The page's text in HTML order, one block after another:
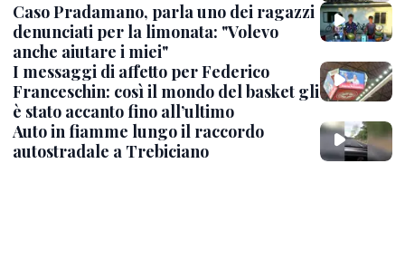
Caso Pradamano, parla uno dei ragazzi
denunciati per la limonata: "Volevo
anche aiutare i miei"
I messaggi di affetto per Federico
Franceschin: così il mondo del basket gli
è stato accanto fino all’ultimo
Auto in fiamme lungo il raccordo
autostradale a Trebiciano